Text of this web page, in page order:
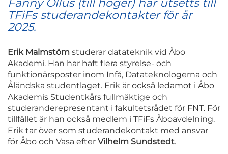
Fanny Ollus (till höger) har utsetts till
TFiFs studerandekontakter för år
2025.
Erik Malmstöm studerar datateknik vid Åbo
Akademi. Han har haft flera styrelse- och
funktionärsposter inom Infå, Datateknologerna och
Åländska studentlaget. Erik är också ledamot i Åbo
Akademis Studentkårs fullmäktige och
studeranderepresentant i fakultetsrådet för FNT. För
tillfället är han också medlem i TFiFs Åboavdelning.
Erik tar över som studerandekontakt med ansvar
för Åbo och Vasa efter Vilhelm Sundstedt.